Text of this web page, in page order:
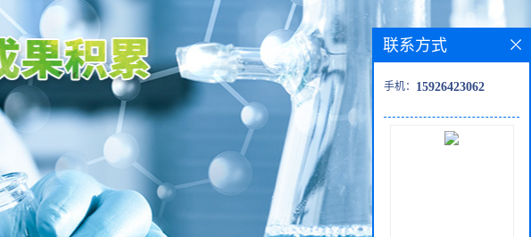
联系方式
手机： 15926423062